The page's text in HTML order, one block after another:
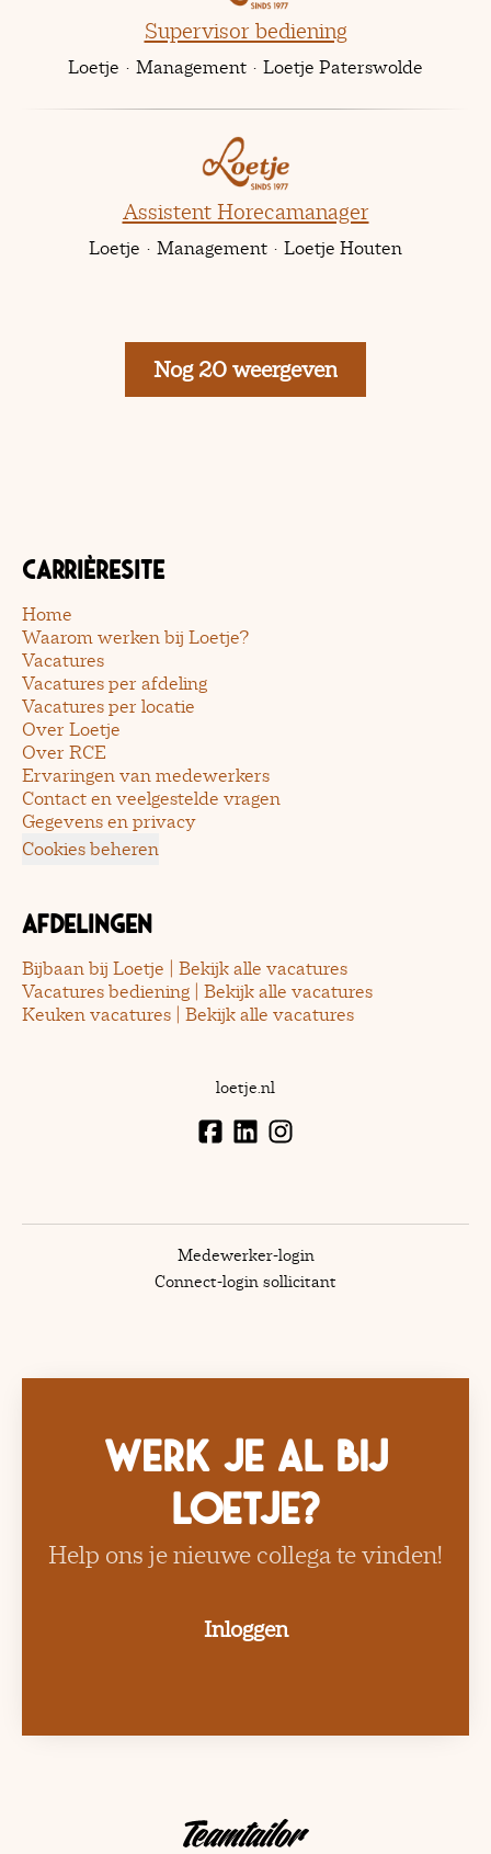
Supervisor bediening
Loetje · Management · Loetje Paterswolde
Assistent Horecamanager
Loetje · Management · Loetje Houten
Nog 20 weergeven
Carrièresite
Home
Waarom werken bij Loetje?
Vacatures
Vacatures per afdeling
Vacatures per locatie
Over Loetje
Over RCE
Ervaringen van medewerkers
Contact en veelgestelde vragen
Gegevens en privacy
Cookies beheren
Afdelingen
Bijbaan bij Loetje | Bekijk alle vacatures
Vacatures bediening | Bekijk alle vacatures
Keuken vacatures | Bekijk alle vacatures
loetje.nl
Medewerker-login
Connect-login sollicitant
Werk je al bij
Loetje?
Help ons je nieuwe collega te vinden!
Inloggen